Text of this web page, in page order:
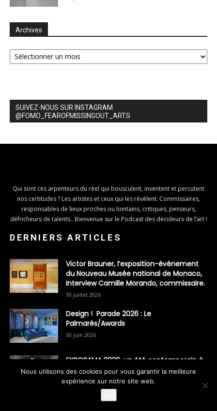
Archives
Archives
SUIVEZ-NOUS SUR INSTAGRAM
@FOMO_FEAROFMISSINGOUT_ARTS
Qui sont ces arpenteurs du réel qui bousculent, inventent et percutent
nos certitudes ? Les artistes et ceux qui les révèlent. Commissaires,
responsables de lieux proches ou lointains, critiques, penseurs,
défricheurs de talents.. Bienvenue sur le Podcast des décideurs de l’art !
DERNIERS ARTICLES
Victor Brauner, l’exposition-évènement
du Nouveau Musée national de Monaco,
Interview Camille Morando, commissaire.
10 juillet 2026
Design ! Parade 2026 : Le
Palmarès/Awards
30 juin 2026
EXPORAMA 2026, un été contemporain à
Rennes !
29 juin 2026
Nous utilisons des cookies pour vous garantir la meilleure
expérience sur notre site web.